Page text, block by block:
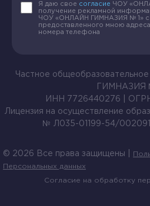
Я даю свое согласие ЧОУ
получение рекламной
ЧОУ «ОНЛАЙН ГИМНАЗИЯ № 1» с
предоставленного мною
номера телефона
Частное
ГИМНАЗИЯ
ИНН 7726440276 | ОГРН
Лицензия на осуществление
№ Л035-01199-54/
© 2026 Все права защищены |
Персональных данных
Согласие на обработку